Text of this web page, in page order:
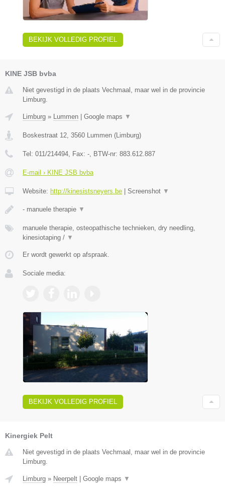
BEKIJK VOLLEDIG PROFIEL
KINE JSB bvba
Niet gevestigd in de plaats Vechmaal, maar wel in de provincie
Limburg.
Limburg » Lummen Google maps ▼
Boskestraat 12, 3560 Lummen (Limburg)
Tel: 011/214494, Fax: -, BTW-nr: 883.612.887
E-mail › KINE JSB bvba
Website: http://kinesistsneyers.be Screenshot ▼
- manuele therapie ▼
manuele therapie, osteopathische technieken, dry needling,
kinesiotaping / ▼
Er wordt gewerkt op afspraak.
Sociale media:
BEKIJK VOLLEDIG PROFIEL
Kinergiek Pelt
Niet gevestigd in de plaats Vechmaal, maar wel in de provincie
Limburg.
Limburg » Neerpelt Google maps ▼